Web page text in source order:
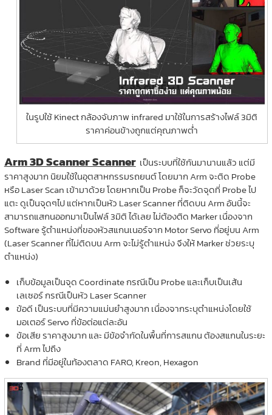
ในรูปใช้ Kinect กล้องจับภาพ infrared มาใช้ในการสร้างไฟล์ 3มิติ
ราคาค่อนข้างถูกแต่คุณภาพต่ำ
Arm 3D Scanner Scannerเป็นระบบที่ใช้กันมานานแล้ว แต่มี
ราคาสูงมาก นิยมใช้ในอุตสาหกรรมรถยนต์ โดยมาก Arm จะติด Probe
หรือ Laser Scan เข้ามาด้วย โดยหากเป็น Probe ก็จะวัดจุดที่ Probe ไป
แตะ ดูเป็นจุดๆไป แต่หากเป็นหัว Laser Scanner ที่ติดบน Arm อันนี้จะ
สามารถแสกนออกมาเป็นไฟล์ 3มิติ ได้เลย ไม่ต้องติด Marker เนื่องจาก
Software รู้ตำแหน่งที่ของหัวสแกนเนอร์จาก Motor Servo ที่อยู่บน Arm
(Laser Scanner ที่ไม่ติดบน Arm จะไม่รู้ตำแหน่ง จึงให้ Marker ช่วยระบุ
ตำแหน่ง)
เก็บข้อมูลเป็นจุด Coordinate กรณีเป็น Probe และเก็บเป็นเส้น
เลเซอร์ กรณีเป็นหัว Laser Scanner
ข้อดี เป็นระบบที่มีความแม่นยำสูงมาก เนื่องจากระบุตำแหน่งโดยใช้
มอเตอร์ Servo ที่ข้อต่อแต่ละอัน
ข้อเสีย ราคาสูงมาก และ มีข้อจำกัดในพื้นที่การสแกน ต้องสแกนในระยะ
ที่ Arm ไปถึง
Brand ที่มีอยู่ในท้องตลาด FARO, Kreon, Hexagon